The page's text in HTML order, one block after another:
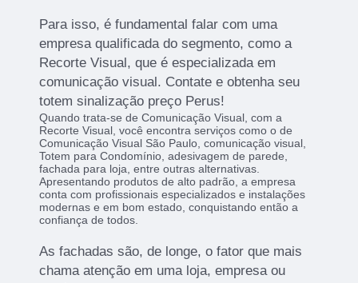
Para isso, é fundamental falar com uma
empresa qualificada do segmento, como a
Recorte Visual, que é especializada em
comunicação visual. Contate e obtenha seu
totem sinalização preço Perus!
Quando trata-se de Comunicação Visual, com a
Recorte Visual, você encontra serviços como o de
Comunicação Visual São Paulo, comunicação visual,
Totem para Condomínio, adesivagem de parede,
fachada para loja, entre outras alternativas.
Apresentando produtos de alto padrão, a empresa
conta com profissionais especializados e instalações
modernas e em bom estado, conquistando então a
confiança de todos.
As fachadas são, de longe, o fator que mais
chama atenção em uma loja, empresa ou